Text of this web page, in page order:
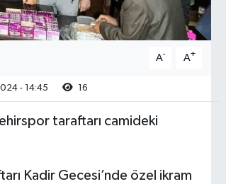
A- A+
- 14:45 16
taraftarı camideki
Kadir Gecesi’nde özel ikram